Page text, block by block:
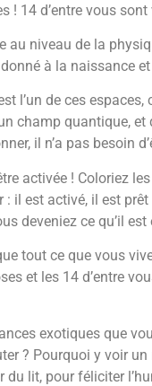
! 14 d’entre vous
niveau de la
à la naissance
l’un de ces
champ quantique,
il n’a pas besoin
activée ! Coloriez
: il est activé, il est
deveniez ce qu’il est
tout ce que vous
et les 14 d’entre
exotiques que
? Pourquoi y voir
du lit, pour féliciter